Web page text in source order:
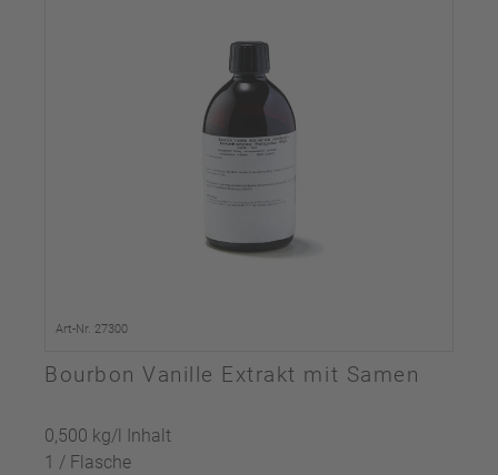
Art-Nr. 27300
Bourbon Vanille Extrakt mit Samen
0,500 kg/l Inhalt
1 / Flasche